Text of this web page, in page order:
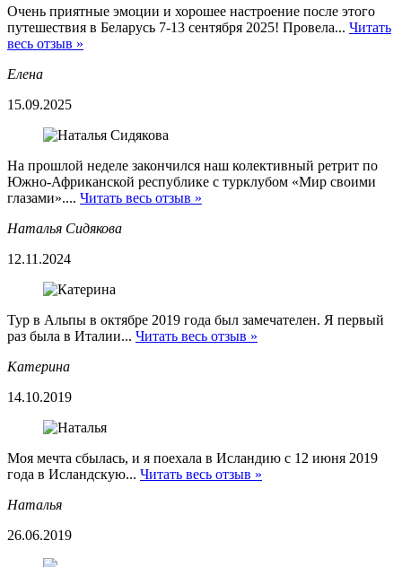
Очень приятные эмоции и хорошее настроение после этого
путешествия в Беларусь 7-13 сентября 2025! Провела... Читать
весь отзыв »
Елена
15.09.2025
На прошлой неделе закончился наш колективный ретрит по
Южно-Африканской республике с турклубом «Мир своими
глазами».... Читать весь отзыв »
Наталья Сидякова
12.11.2024
Тур в Альпы в октябре 2019 года был замечателен. Я первый
раз была в Италии... Читать весь отзыв »
Катерина
14.10.2019
Моя мечта сбылась, и я поехала в Исландию с 12 июня 2019
года в Исландскую... Читать весь отзыв »
Наталья
26.06.2019